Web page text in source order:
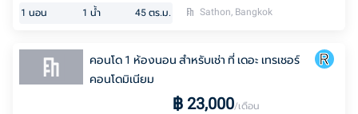
1 นอน 1 น้ำ 45 ตร.ม. Sathon, Bangkok
คอนโด 1 ห้องนอน สำหรับเช่า ที่ เดอะ เทรเชอร์
คอนโดมิเนียม
฿ 23,000/เดือน